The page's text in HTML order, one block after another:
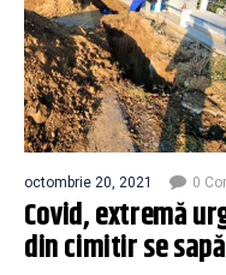
octombrie 20, 2021 0
Covid, extremă
din cimitir se